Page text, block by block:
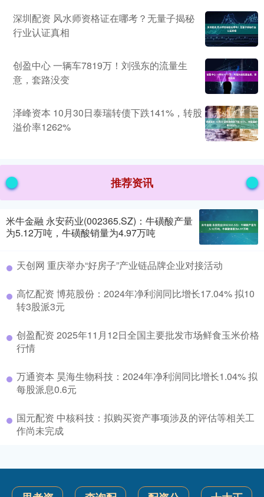
深圳配资 风水师资格证在哪考？无量子揭秘
行业认证真相
创盈中心 一辆车7819万！刘强东的流量生
意，套路没变
泽峰资本 10月30日泰瑞转债下跌141%，转股
溢价率1262%
推荐资讯
米牛金融 永安药业(002365.SZ)：牛磺酸产量
为5.12万吨，牛磺酸销量为4.97万吨
天创网 重庆举办“好房子”产业链品牌企业对接活动
高忆配资 博苑股份：2024年净利润同比增长17.04% 拟10
转3股派3元
创盈配资 2025年11月12日全国主要批发市场鲜食玉米价格
行情
万通资本 昊海生物科技：2024年净利润同比增长1.04% 拟
每股派息0.6元
国元配资 中核科技：拟购买资产事项涉及的评估等相关工
作尚未完成